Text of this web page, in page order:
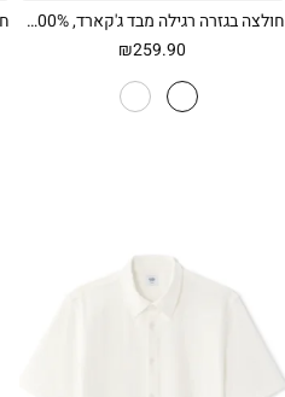
חולצה בגזרה רגילה מבד ג'קארד, 100% כותנה – בז' בהיר
₪259.90